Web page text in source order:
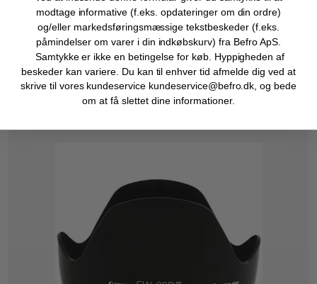
279,00 DKK
139,50 DKK
VIS PRODUKT
modtage informative (f.eks. opdateringer om din ordre)
og/eller markedsføringsmæssige tekstbeskeder (f.eks.
påmindelser om varer i din indkøbskurv) fra Befro ApS.
Samtykke er ikke en betingelse for køb. Hyppigheden af
beskeder kan variere. Du kan til enhver tid afmelde dig ved at
skrive til vores kundeservice kundeservice@befro.dk, og bede
om at få slettet dine informationer.